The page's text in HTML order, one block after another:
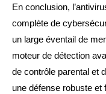
En conclusion,
complète de
un large éventail de
moteur de détection
de contrôle parental et
une défense robuste et